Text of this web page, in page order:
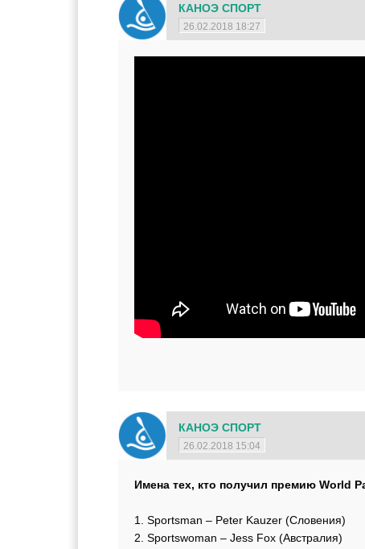
КАНОЭ СПОРТ
26.02.2018 18:27
КАНОЭ СПОРТ
26.02.2018 15:04
Имена тех, кто получил премию World
1. Sportsman – Peter Kauzer (Словения)
2. Sportswoman – Jess Fox (Австралия)